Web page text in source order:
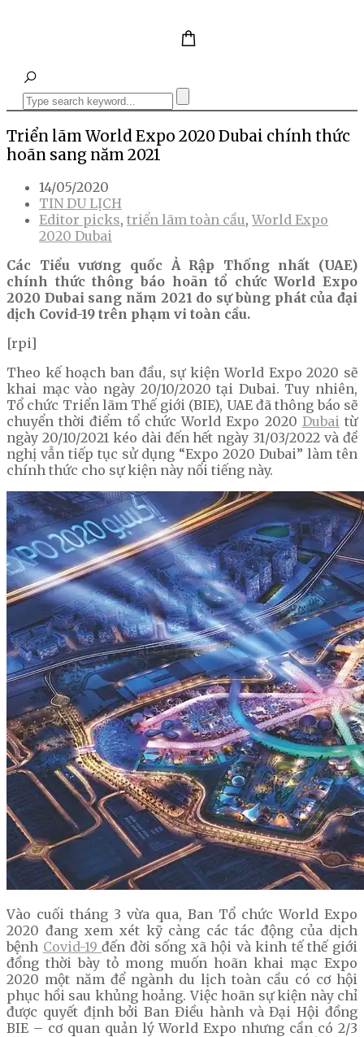
Triển lãm World Expo 2020 Dubai chính thức
hoãn sang năm 2021
14/05/2020
TIN DU LỊCH
Editor picks, triển lãm toàn cầu,World Expo
2020 Dubai
Các Tiểu vương quốc Ả Rập Thống nhất (UAE)
chính thức thông báo hoãn tổ chức World Expo
2020 Dubai sang năm 2021 do sự bùng phát của đại
dịch Covid-19 trên phạm vi toàn cầu.
[rpi]
Theo kế hoạch ban đầu, sự kiện World Expo 2020 sẽ
khai mạc vào ngày 20/10/2020 tại Dubai. Tuy nhiên,
Tổ chức Triển lãm Thế giới (BIE), UAE đã thông báo sẽ
chuyển thời điểm tổ chức World Expo 2020 Dubai từ
ngày 20/10/2021 kéo dài đến hết ngày 31/03/2022 và đề
nghị vẫn tiếp tục sử dụng “Expo 2020 Dubai” làm tên
chính thức cho sự kiện này nổi tiếng này.
Vào cuối tháng 3 vừa qua, Ban Tổ chức World Expo
2020 đang xem xét kỹ càng các tác động của dịch
bệnh Covid-19đến đời sống xã hội và kinh tế thế giới
đồng thời bày tỏ mong muốn hoãn khai mạc Expo
2020 một năm để ngành du lịch toàn cầu có cơ hội
phục hồi sau khủng hoảng. Việc hoãn sự kiện này chỉ
được quyết định bởi Ban Điều hành và Đại Hội đồng
BIE – cơ quan quản lý World Expo nhưng cần có 2/3